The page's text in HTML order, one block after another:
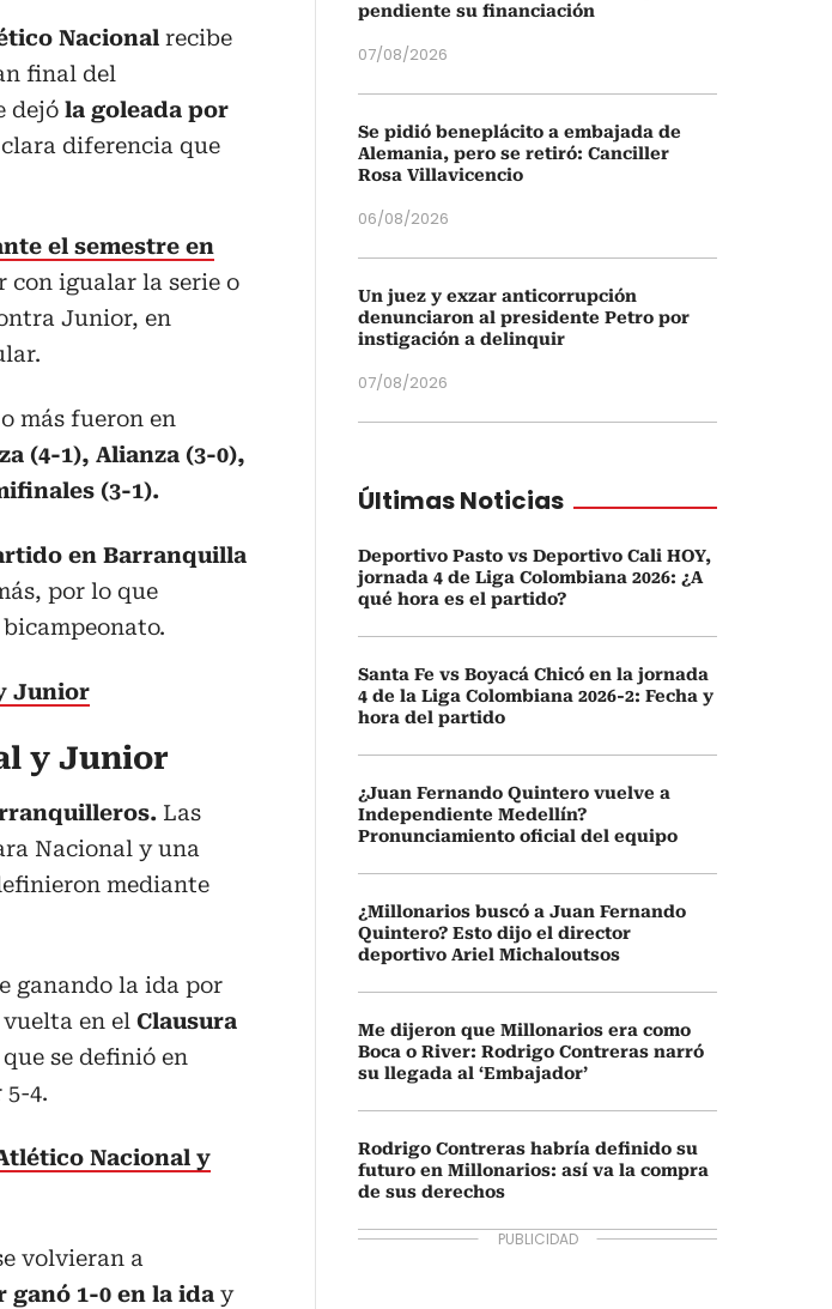
Nacional recibe
final del
dejó la goleada por
diferencia que
el semestre en
con igualar la serie o
Junior, en
más fueron en
(4-1), Alianza (3-0),
(3-1).
en Barranquilla
por lo que
Junior
y Junior
Las
Nacional y una
mediante
ganando la ida por
en el Clausura
se definió en
4.
Nacional y
volvieran a
ganó 1-0 en la ida y
pendiente su financiación
07/08/2026
Se pidió beneplácito a embajada de
Alemania, pero se retiró: Canciller
Rosa Villavicencio
06/08/2026
Un juez y exzar anticorrupción
denunciaron al presidente Petro por
instigación a delinquir
07/08/2026
Últimas Noticias
Deportivo Pasto vs Deportivo Cali HOY,
jornada 4 de Liga Colombiana 2026: ¿A
qué hora es el partido?
Santa Fe vs Boyacá Chicó en la jornada
4 de la Liga Colombiana 2026-2: Fecha y
hora del partido
¿Juan Fernando Quintero vuelve a
Independiente Medellín?
Pronunciamiento oficial del equipo
¿Millonarios buscó a Juan Fernando
Quintero? Esto dijo el director
deportivo Ariel Michaloutsos
Me dijeron que Millonarios era como
Boca o River: Rodrigo Contreras narró
su llegada al ‘Embajador’
Rodrigo Contreras habría definido su
futuro en Millonarios: así va la compra
de sus derechos